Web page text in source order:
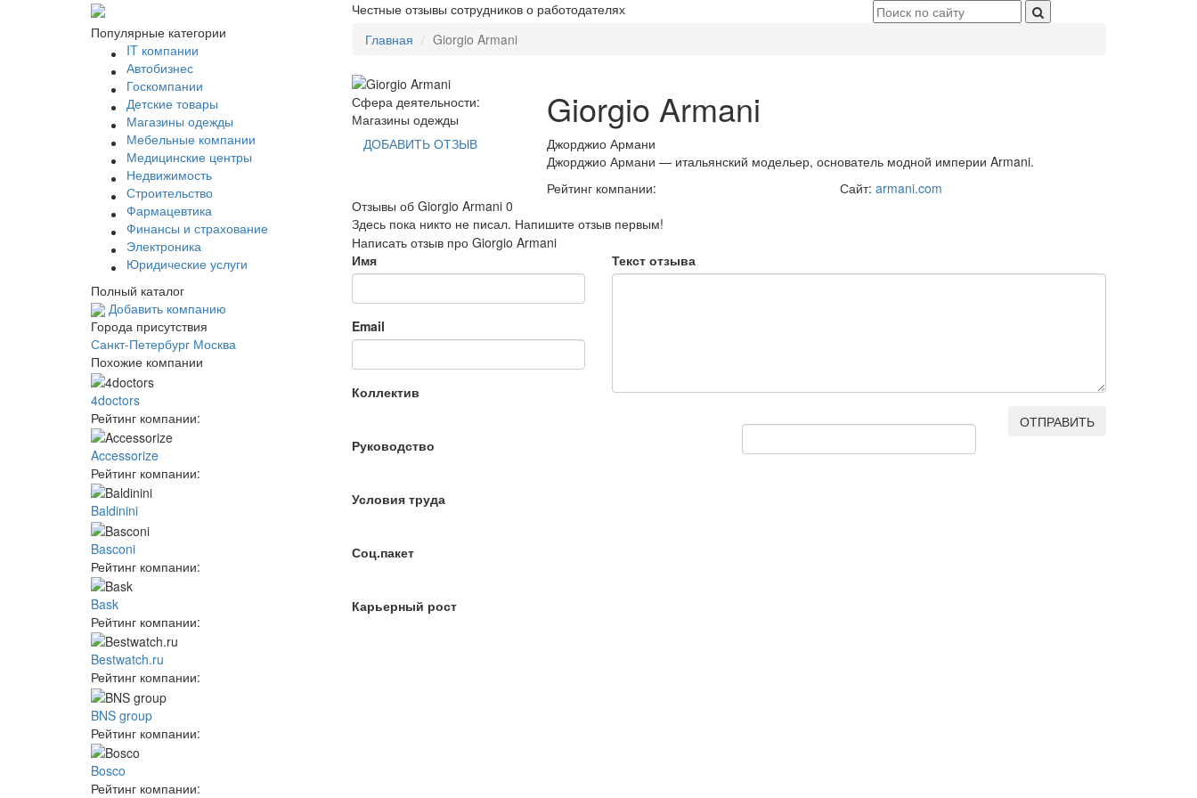
Честные отзывы сотрудников о работодателях
Популярные категории
IT компании
Автобизнес
Госкомпании
Детские товары
Магазины одежды
Мебельные компании
Медицинские центры
Недвижимость
Строительство
Фармацевтика
Финансы и страхование
Электроника
Юридические услуги
Полный каталог
Добавить компанию
Города присутствия
Санкт-Петербург Москва
Похожие компании
4doctors
Рейтинг компании:
Accessorize
Рейтинг компании:
Baldinini
Basconi
Рейтинг компании:
Bask
Рейтинг компании:
Bestwatch.ru
Рейтинг компании:
BNS group
Рейтинг компании:
Bosco
Рейтинг компании:
Главная Giorgio Armani
Сфера деятельности:
Магазины одежды
ДОБАВИТЬ ОТЗЫВ
Giorgio Armani
Джорджио Армани
Джорджио Армани — итальянский модельер, основатель модной империи Armani.
Рейтинг компании:
Сайт: armani.com
Отзывы об Giorgio Armani 0
Здесь пока никто не писал. Напишите отзыв первым!
Написать отзыв про Giorgio Armani
Имя
Email
Коллектив
Руководство
Условия труда
Соц.пакет
Карьерный рост
Текст отзыва
ОТПРАВИТЬ